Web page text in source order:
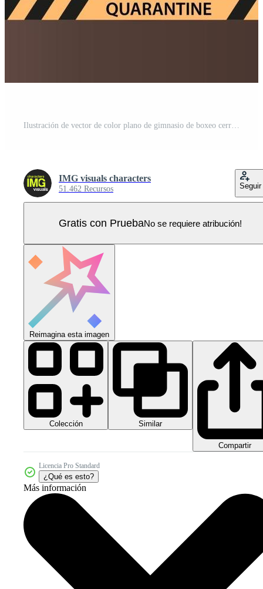
Ilustración de vector de color plano de gimnasio de boxeo cerrado Vector Pro
IMG visuals characters
51.462 Recursos Seguir
Gratis con PruebaNo se requiere atribución!
Reimagina esta imagen
Colección Similar
Compartir
Licencia Pro Standard
¿Qué es esto?
Más información